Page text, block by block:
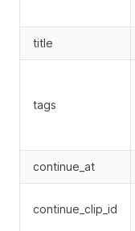
title
tags
continue_at
continue_clip_id